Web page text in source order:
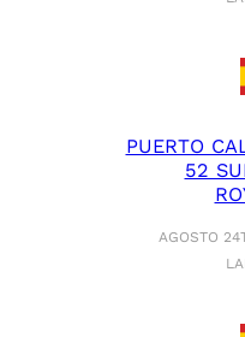
PUERTO
52
AGOSTO